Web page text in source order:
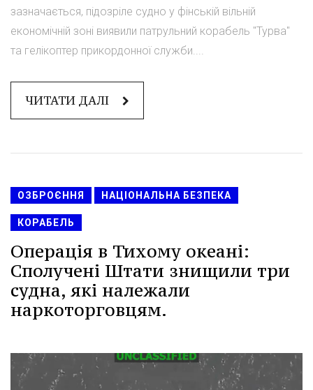
зазначається, підозріле судно у фінській вільній
економічній зоні виявили патрульний корабель "Турва"
та гелікоптер прикордонної служби....
ЧИТАТИ ДАЛІ
ОЗБРОЄННЯ НАЦІОНАЛЬНА БЕЗПЕКА
КОРАБЕЛЬ
Операція в Тихому океані:
Сполучені Штати знищили три
судна, які належали
наркоторговцям.